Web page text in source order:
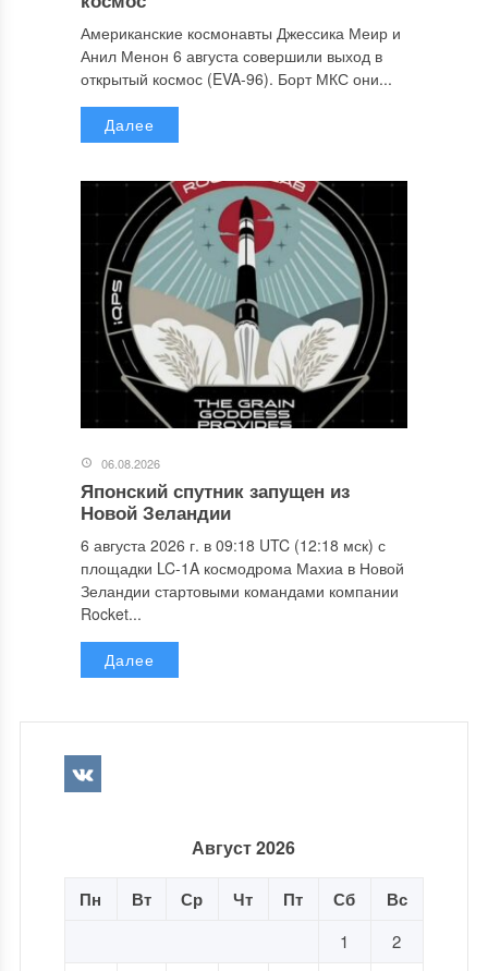
Американские космонавты Джессика Меир и
Анил Менон 6 августа совершили выход в
открытый космос (EVA-96). Борт МКС они...
Далее
06.08.2026
Японский спутник запущен из
Новой Зеландии
6 августа 2026 г. в 09:18 UTC (12:18 мск) с
площадки LC-1A космодрома Махиа в Новой
Зеландии стартовыми командами компании
Rocket...
Далее
Август 2026
Пн Вт Ср Чт Пт Сб Вс
1
2